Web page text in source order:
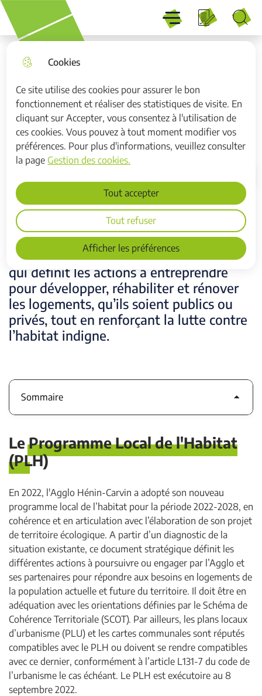
Cookies
Ce site utilise des cookies pour assurer le bon
fonctionnement et réaliser des statistiques de visite. En
cliquant sur Accepter, vous consentez à l'utilisation de
ces cookies. Vous pouvez à tout moment modifier vos
préférences. Pour plus d'informations, veuillez consulter
la pageGestion des cookies.
Afficher les préférences
Tout accepter
Tout refuser
menu
Aller à la
recherche
Aller au
contenu
principal
Consulter
le plan du
site
Menu principal
Menu
Programme local de l'habitat
2022-2028
Accueil
La Communauté d'Agglomération Hénin-
Carvin conçoit et déploie un Programme
local de l’habitat (PLH) pour 2022-2028,
qui définit les actions à entreprendre
pour développer, réhabiliter et rénover
les logements, qu’ils soient publics ou
privés, tout en renforçant la lutte contre
l’habitat indigne.
Sommaire
Le Programme Local de l'Habitat
(PLH)
En 2022, l'Agglo Hénin-Carvin a adopté son nouveau
programme local de l’habitat pour la période 2022-2028, en
cohérence et en articulation avec l’élaboration de son projet
de territoire écologique. A partir d’un diagnostic de la
situation existante, ce document stratégique définit les
différentes actions à poursuivre ou engager par l’Agglo et
ses partenaires pour répondre aux besoins en logements de
la population actuelle et future du territoire. Il doit être en
adéquation avec les orientations définies par le Schéma de
Cohérence Territoriale (SCOT). Par ailleurs, les plans locaux
d’urbanisme (PLU) et les cartes communales sont réputés
compatibles avec le PLH ou doivent se rendre compatibles
avec ce dernier, conformément à l’article L131-7 du code de
l’urbanisme le cas échéant. Le PLH est exécutoire au 8
septembre 2022.